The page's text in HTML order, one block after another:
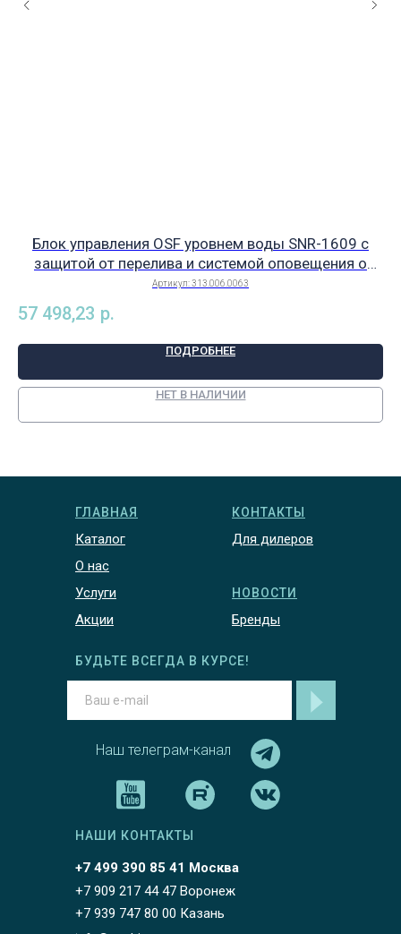
Блок управления OSF уровнем воды SNR-1609 с
защитой от перелива и системой оповещения о
сбоях, без магнитного клапана, кабель 15м, арт.
Артикул:313.006.0063
57 498,23 р.
ПОДРОБНЕЕ
НЕТ В НАЛИЧИИ
ГЛАВНАЯ
Каталог
О нас
Услуги
Акции
КОНТАКТЫ
Для дилеров
НОВОСТИ
Бренды
Наш телеграм-канал
БУДЬТЕ ВСЕГДА В КУРСЕ!
+7 499 390 85 41 Москва
НАШИ КОНТАКТЫ
+7 909 217 44 47 Воронеж
+7 939 747 80 00 Казань